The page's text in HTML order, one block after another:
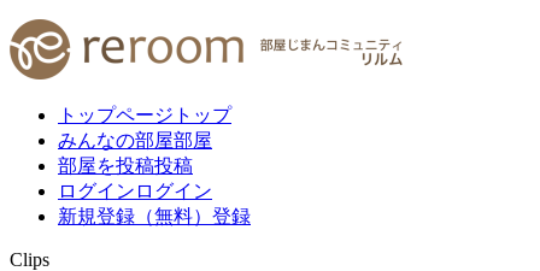
トップページ トップ
みんなの部屋部屋
部屋を投稿投稿
ログイン ログイン
新規登録（無料） 登録
Clips